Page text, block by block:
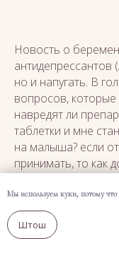
Новость о
но и напугать. В
вопросов, которые
навредят ли
таблетки и мне
на малыша? если
принимать, то как
с участием 1,2+
нюансы терапии с
наблюдений.
Мы используем куки, потому что
Штош